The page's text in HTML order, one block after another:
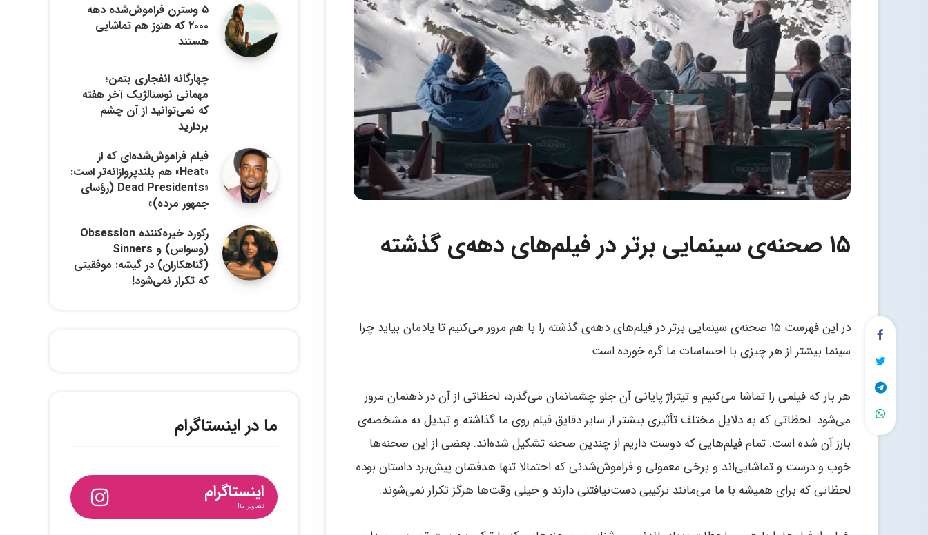
۱۵ صحنه‌ی سینمایی برتر در فیلم‌های دهه‌ی گذشته
در این فهرست ۱۵ صحنه‌ی سینمایی برتر در فیلم‌های دهه‌ی گذشته را با هم مرور می‌کنیم تا یادمان بیاید چرا
سینما بیشتر از هر چیزی با احساسات ما گره خورده است.
هر بار که فیلمی را تماشا می‌کنیم و تیتراژ پایانی آن جلو چشمانمان می‌گذرد، لحظاتی از آن در ذهنمان مرور
می‌شود. لحظاتی که به دلایل مختلف تأثیری بیشتر از سایر دقایق فیلم روی ما گذاشته و تبدیل به مشخصه‌ی
بارز آن شده است. تمام فیلم‌هایی که دوست داریم از چندین صحنه تشکیل شده‌اند. بعضی از این صحنه‌ها
خوب و درست و تماشایی‌اند و برخی معمولی و فراموش‌شدنی که احتمالا تنها هدفشان پیش‌برد داستان بوده.
لحظاتی که برای همیشه با ما می‌مانند ترکیبی دست‌نیافتنی دارند و خیلی وقت‌ها هرگز تکرار نمی‌شوند.
۵ وسترن فراموش‌شده دهه
۲۰۰۰ که هنوز هم تماشایی
هستند
چهارگانه انفجاری بتمن؛
مهمانی نوستالژیک آخر هفته
که نمی‌توانید از آن چشم
بردارید
فیلم فراموش‌شده‌ای که از
«Heat» هم بلندپروازانه‌تر است:
«Dead Presidents (رؤسای
جمهور مرده)»
رکورد خیره‌کننده Obsession
(وسواس) و Sinners
(گناهکاران) در گیشه: موفقیتی
که تکرار نمی‌شود!
ما در اینستاگرام
اینستاگرام
تصاویر ما!